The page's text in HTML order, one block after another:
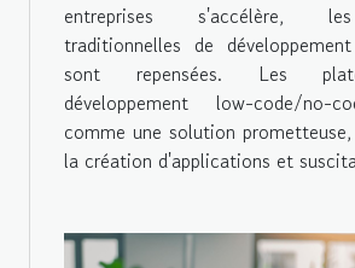
création
entreprises s'accélère,
traditionnelles de
sont repensées. Les
développement low-code/no-
comme une solution
la création d'applications et